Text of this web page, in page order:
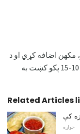
مکھن اضافه کړي او د
"کاسا" رژیم انتخاب کړي. د انټیمال لپاره، د 10-15 پکو کښت به
Related Articles
کې
خواړه